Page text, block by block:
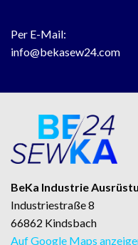
Per E-Mail:
info@bekasew24.com
BeKa Industrie
Industriestraße 8
66862 Kindsbach
Auf Google Maps